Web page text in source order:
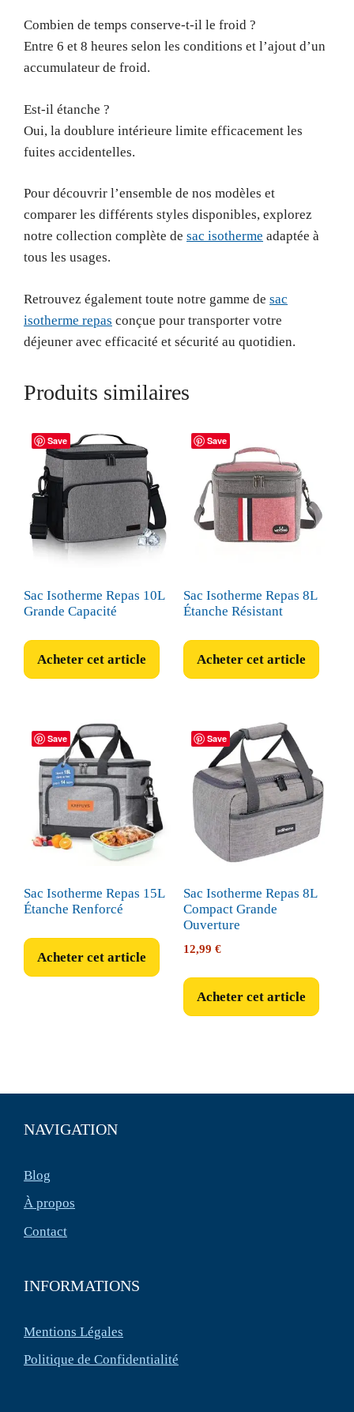
Combien de temps conserve-t-il le froid ?
Entre 6 et 8 heures selon les conditions et l’ajout d’un
accumulateur de froid.
Est-il étanche ?
Oui, la doublure intérieure limite efficacement les
fuites accidentelles.
Pour découvrir l’ensemble de nos modèles et
comparer les différents styles disponibles, explorez
notre collection complète de sac isotherme adaptée à
tous les usages.
Retrouvez également toute notre gamme de sac
isotherme repas conçue pour transporter votre
déjeuner avec efficacité et sécurité au quotidien.
Produits similaires
Save
Sac Isotherme Repas 10L
Grande Capacité
Acheter cet article
Save
Sac Isotherme Repas 8L
Étanche Résistant
Acheter cet article
Save
Sac Isotherme Repas 15L
Étanche Renforcé
Acheter cet article
Save
Sac Isotherme Repas 8L
Compact Grande
Ouverture
12,99 €
Acheter cet article
NAVIGATION
Blog
À propos
Contact
INFORMATIONS
Mentions Légales
Politique de Confidentialité